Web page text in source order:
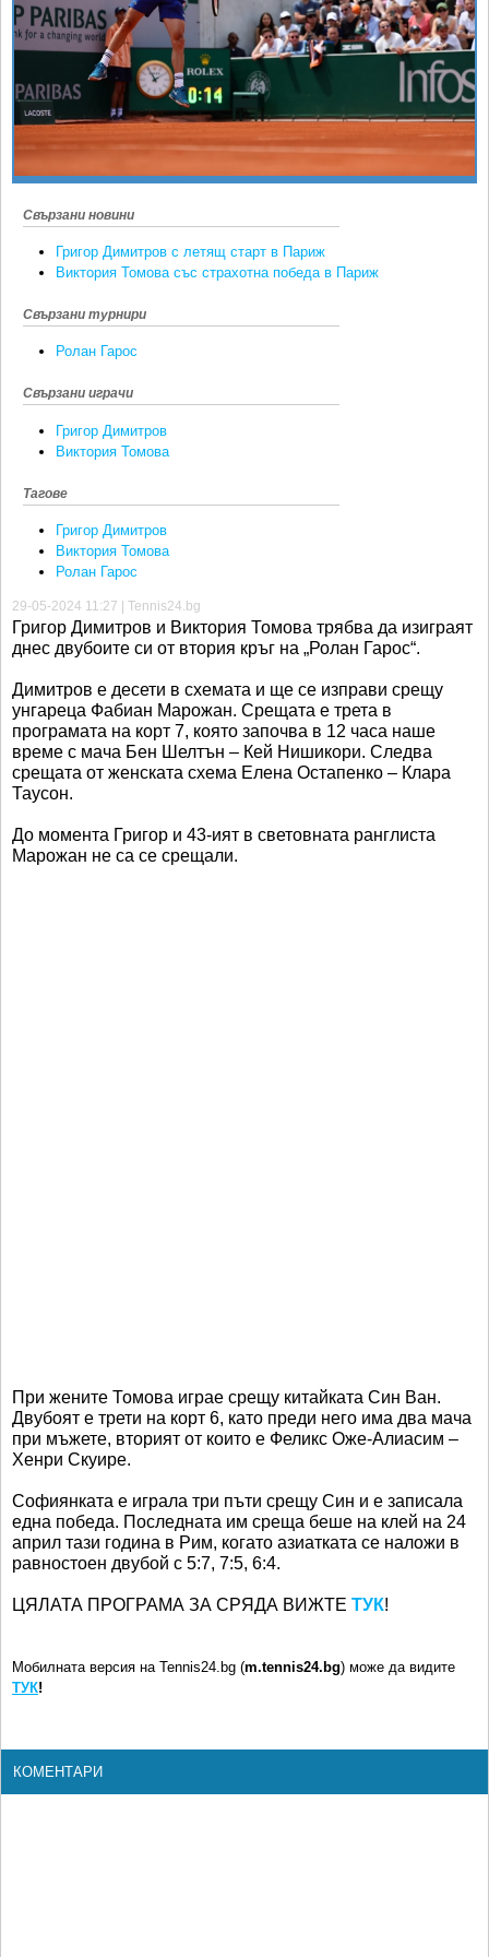
КЛУБОВЕ
ВИДЕО
Спорт&Фитнес
Любители
Свързани новини
Григор Димитров с летящ старт в Париж
Виктория Томова със страхотна победа в Париж
Свързани турнири
Ролан Гарос
Свързани играчи
Григор Димитров
Виктория Томова
Тагове
Григор Димитров
Виктория Томова
Ролан Гарос
29-05-2024 11:27 | Tennis24.bg
Григор Димитров и Виктория Томова трябва да изиграят
днес двубоите си от втория кръг на „Ролан Гарос“.
Димитров е десети в схемата и ще се изправи срещу
унгареца Фабиан Марожан. Срещата е трета в
програмата на корт 7, която започва в 12 часа наше
време с мача Бен Шелтън – Кей Нишикори. Следва
срещата от женската схема Елена Остапенко – Клара
Таусон.
До момента Григор и 43-ият в световната ранглиста
Марожан не са се срещали.
При жените Томова играе срещу китайката Син Ван.
Двубоят е трети на корт 6, като преди него има два мача
при мъжете, вторият от които е Феликс Оже-Алиасим –
Хенри Скуире.
Софиянката е играла три пъти срещу Син и е записала
една победа. Последната им среща беше на клей на 24
април тази година в Рим, когато азиатката се наложи в
равностоен двубой с 5:7, 7:5, 6:4.
ЦЯЛАТА ПРОГРАМА ЗА СРЯДА ВИЖТЕ ТУК!
Мобилната версия на Tennis24.bg (m.tennis24.bg) може да видите
ТУК!
КОМЕНТАРИ